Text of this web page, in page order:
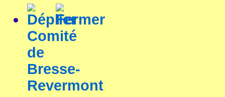
Comité
de
Bresse-
Revermont